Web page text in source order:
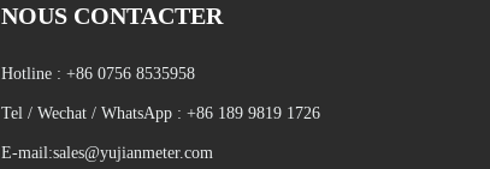
NOUS CONTACTER
Hotline : +86 0756 8535958
Tel / Wechat / WhatsApp : +86 189 9819 1726
E-mail:sales@yujianmeter.com